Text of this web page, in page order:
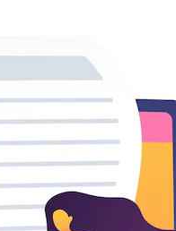
ИИ
видео
Начать
Academy
Документация по
Пакету ИИ
Служба
поддержки
Условия и
положения